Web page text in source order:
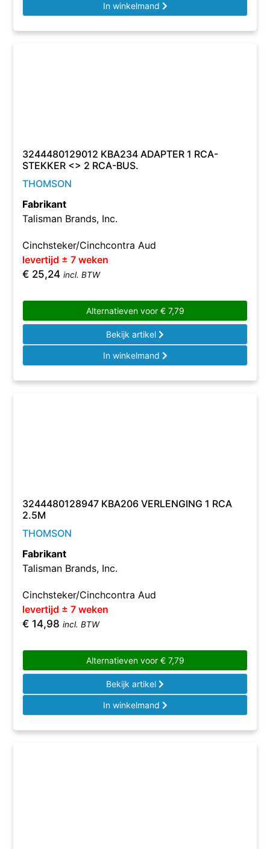
In winkelmand
3244480129012 KBA234 ADAPTER 1 RCA-
STEKKER <> 2 RCA-BUS.
THOMSON
Fabrikant
Talisman Brands, Inc.
Cinchsteker/Cinchcontra Aud
levertijd ± 7 weken
€ 25,24 incl. BTW
Alternatieven voor €7,79
Bekijk artikel
In winkelmand
3244480128947 KBA206 VERLENGING 1 RCA
2.5M
THOMSON
Fabrikant
Talisman Brands, Inc.
Cinchsteker/Cinchcontra Aud
levertijd ± 7 weken
€ 14,98 incl. BTW
Alternatieven voor €7,79
Bekijk artikel
In winkelmand